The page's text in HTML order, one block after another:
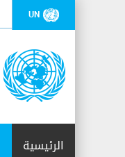
UN
الرئيسية